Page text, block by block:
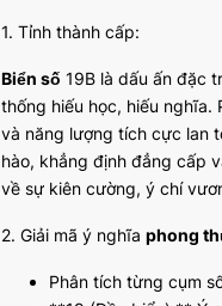
1. Tỉnh thành cấp:
Biển số 19B là dấu ấn đặc
thống hiếu học, hiếu
và năng lượng tích cực lan
hào, khẳng định đẳng cấp
về sự kiên cường, ý chí
2. Giải mã ý nghĩa phong
Phân tích từng cụm